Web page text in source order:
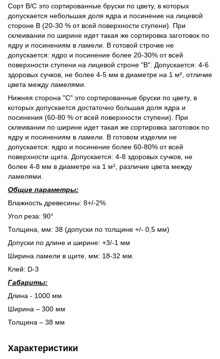
Сорт В/С это сортированные бруски по цвету, в которых
допускается небольшая доля ядра и посинение на лицевой
стороне В (20-30 % от всей поверхности ступени). При
склеивании по ширине идет такая же сортировка заготовок по
ядру и посинениям в ламели. В готовой строчке не
допускается: ядро и посинение более 20-30% от всей
поверхности ступени на лицевой строне "В". Допускается: 4-6
здоровых сучков, не более 4-5 мм в диаметре на 1 м², отличие
цвета между ламелями.
Нижняя сторона "С" это сортированные бруски по цвету, в
которых допускается достаточно большая доля ядра и
посинения (60-80 % от всей поверхности ступени). При
склеивании по ширине идет такая же сортировка заготовок по
ядру и посинениям в ламели. В готовом изделии не
допускается: ядро и посинение более 60-80% от всей
поверхности щита. Допускается: 4-8 здоровых сучков, не
более 4-8 мм в диаметре на 1 м², различие цвета между
ламелями.
Общие параметры:
Влажность древесины: 8+/-2%
Угол реза: 90°
Толщина, мм: 38 (допуски по толщине +/- 0,5 мм)
Допуски по длине и ширине: +3/-1 мм
Ширина ламели в щите, мм: 18-32 мм.
Клей: D-3
Габариты:
Длина - 1000 мм
Ширина – 300 мм
Толщина – 38 мм
Характеристики